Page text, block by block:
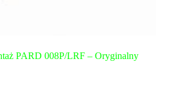
PARD 008P/LRF – Oryginalny